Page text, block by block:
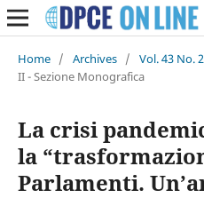
Home / Archives / Vol. 43 No.
II - Sezione Monografica
La crisi
la
Parlamenti.